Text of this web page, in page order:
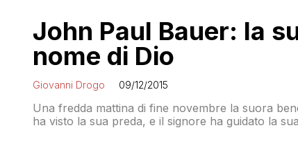
John Paul Bauer: la
nome di Dio
Giovanni Drogo 09/12/2015
Una fredda mattina di fine novembre la suora
ha visto la sua preda, e il signore ha guidato la